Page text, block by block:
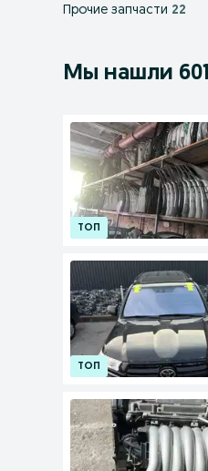
Прочие запчасти 22
Мы нашли